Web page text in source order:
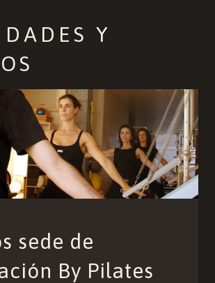
Y
sede de
By Pilates